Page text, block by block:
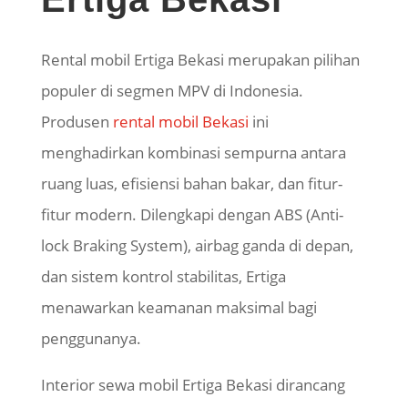
Rental mobil Ertiga Bekasi merupakan pilihan
populer di segmen MPV di Indonesia.
Produsen rental mobil Bekasi ini
menghadirkan kombinasi sempurna antara
ruang luas, efisiensi bahan bakar, dan fitur-
fitur modern. Dilengkapi dengan ABS (Anti-
lock Braking System), airbag ganda di depan,
dan sistem kontrol stabilitas, Ertiga
menawarkan keamanan maksimal bagi
penggunanya.
Interior sewa mobil Ertiga Bekasi dirancang